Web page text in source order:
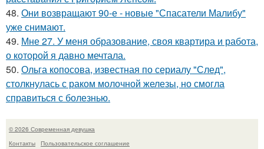
48. Они возвращают 90-е - новые "Спасатели Малибу"
уже снимают.
49. Мне 27. У меня образование, своя квартира и работа,
о которой я давно мечтала.
50. Ольга копосова, известная по сериалу "След",
столкнулась с раком молочной железы, но смогла
справиться с болезнью.
© 2026 Современная девушка
Контакты
Пользовательское соглашение